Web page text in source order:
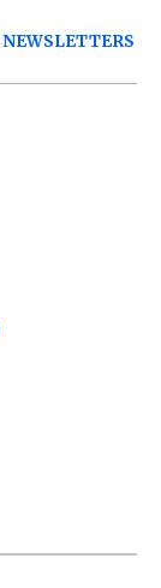
NEWSLETTERS